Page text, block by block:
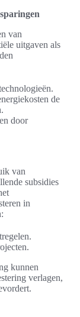
van
uitgaven als
de
door
van
subsidies
in
kunnen
verlagen,